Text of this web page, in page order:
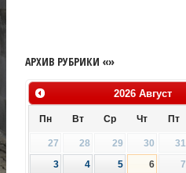
АРХИВ РУБРИКИ «»
2026 Август
Пн Вт Ср Чт Пт
27 28 29 30 31
3
4 5 6 7